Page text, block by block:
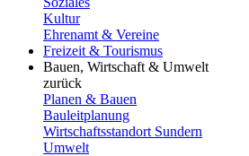
Kultur
Ehrenamt & Vereine
Freizeit & Tourismus
Bauen, Wirtschaft & Umwelt
zurück
Planen & Bauen
Bauleitplanung
Wirtschaftsstandort Sundern
Umwelt